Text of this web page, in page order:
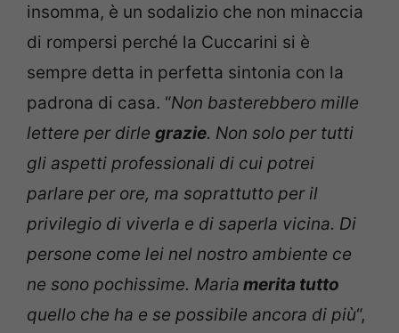
insomma, è un sodalizio che non minaccia
di rompersi perché la Cuccarini si è
sempre detta in perfetta sintonia con la
padrona di casa. “Non basterebbero mille
lettere per dirle grazie. Non solo per tutti
gli aspetti professionali di cui potrei
parlare per ore, ma soprattutto per il
privilegio di viverla e di saperla vicina. Di
persone come lei nel nostro ambiente ce
ne sono pochissime. Maria merita tutto
quello che ha e se possibile ancora di più“,